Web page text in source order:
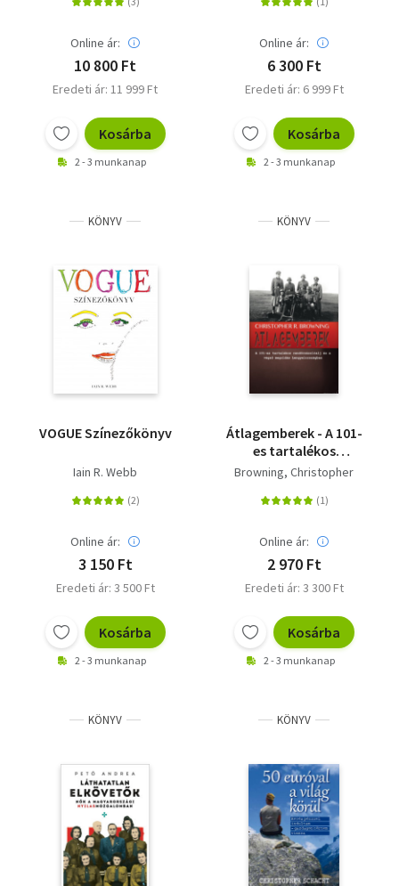
Online ár:
10 800 Ft
Eredeti ár: 11 999 Ft
Kosárba
2 - 3 munkanap
Online ár:
6 300 Ft
Eredeti ár: 6 999 Ft
Kosárba
2 - 3 munkanap
KÖNYV
VOGUE Színezőkönyv
Iain R. Webb
Online ár:
3 150 Ft
Eredeti ár: 3 500 Ft
Kosárba
2 - 3 munkanap
KÖNYV
Átlagemberek - A 101-
es tartalékos
rendőrzászlóalj és a
Lengyelországban
Browning, Christopher
Online ár:
2 970 Ft
Eredeti ár: 3 300 Ft
Kosárba
2 - 3 munkanap
KÖNYV KÖNYV